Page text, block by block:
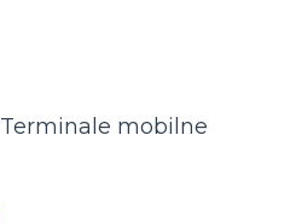
Terminale mobilne